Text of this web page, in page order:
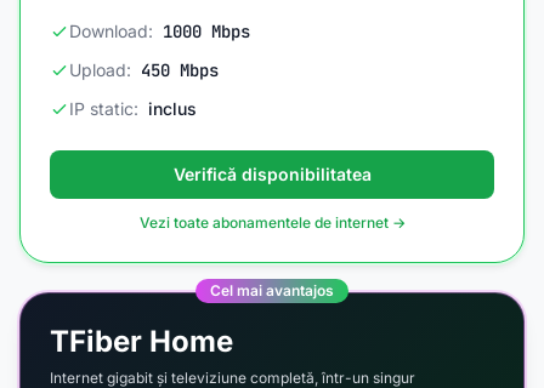
Download: 1000 Mbps
Upload: 450 Mbps
IP static: inclus
Verifică disponibilitatea
Vezi toate abonamentele de internet →
Cel mai avantajos
TFiber Home
Internet gigabit și televiziune completă, într-un singur